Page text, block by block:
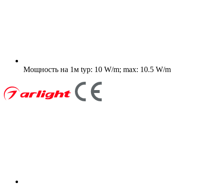
Мощность на 1м typ: 10 W/m; max: 10.5 W/m